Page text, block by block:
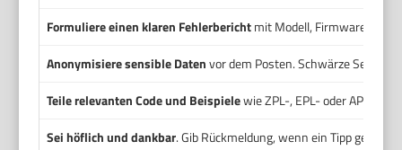
Formuliere einen klaren Fehlerberichtmit Modell, Firmware,
Anonymisiere sensible Datenvor dem Posten. Schwärze
Teile relevanten Code und Beispielewie ZPL-, EPL- oder API-
Sei höflich und dankbar. Gib Rückmeldung, wenn ein Tipp